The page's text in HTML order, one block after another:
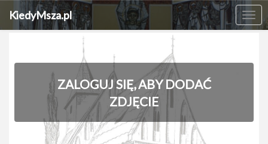
KiedyMsza.pl
ZALOGUJ SIĘ, ABY DODAĆ
ZDJĘCIE